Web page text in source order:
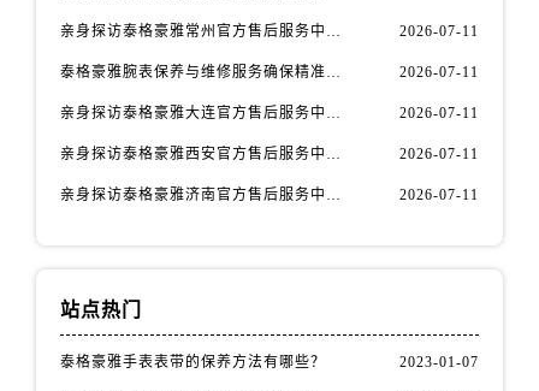
辽宁省沈阳市沈河区中街路83号亨得利名表维修授权店1楼泰格豪雅售后服务中心（需提前预约）
北京市东城区东长安街1号王府井东方广场W3座6层602室泰格豪雅售后服务中心（需提前预约）
内蒙古自治区赤峰市红山区哈达街泰格豪雅售后服务中心（需提前预约）
亲身探访泰格豪雅常州官方售后服务中心｜热线电话与网点地址（2026年7月最新） 2026-07-11
泰格豪雅腕表保养与维修服务确保精准运行权威公示（2026年7月最新） 2026-07-11
亲身探访泰格豪雅大连官方售后服务中心｜全新地址及服务热线（2026年7月最新） 2026-07-11
亲身探访泰格豪雅西安官方售后服务中心｜全新地址和售后电话（2026年7月最新） 2026-07-11
亲身探访泰格豪雅济南官方售后服务中心｜网点地址及官方服务电话（2026年7月最新） 2026-07-11
站点热门
泰格豪雅手表表带的保养方法有哪些？ 2023-01-07